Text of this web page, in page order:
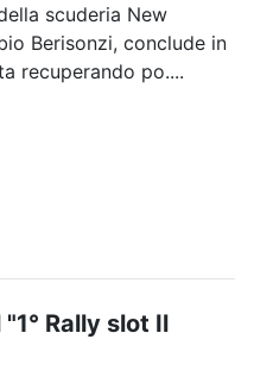
scuderia New
Berisonzi, conclude in
recuperando po....
Rally slot Il